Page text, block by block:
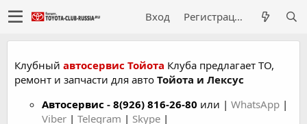
Вход Регистрация
Клубный автосервис Тойота Клуба предлагает ТО,
ремонт и запчасти для авто Тойота и Лексус
Автосервис - 8(926) 816-26-80 или | WhatsApp |
Viber | Telegram | Skype |